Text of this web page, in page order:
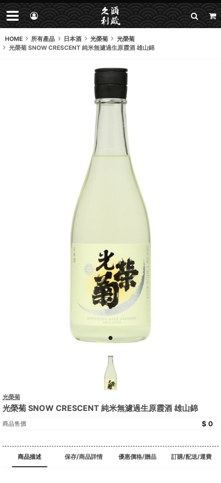
HOME 所有產品 日本酒 光榮菊
光榮菊
光榮菊 SNOW CRESCENT 純米無濾過生原霞酒 雄山錦
光榮菊
光榮菊 SNOW CRESCENT 純米無濾過生原霞酒 雄山錦
商品售價 0
商品描述 保存/商品詳情 優惠價格/贈品 訂購/配送/運費